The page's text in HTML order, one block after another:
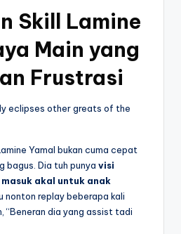
Skill Lamine
Main yang
Frustrasi
Yamal bukan cuma cepat
bagus. Dia tuh punya visi
akal untuk anak
nonton replay beberapa kali
“Beneran dia yang assist tadi